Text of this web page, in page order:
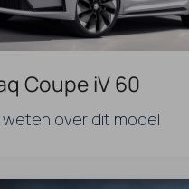
Coupe iV 60
over dit model